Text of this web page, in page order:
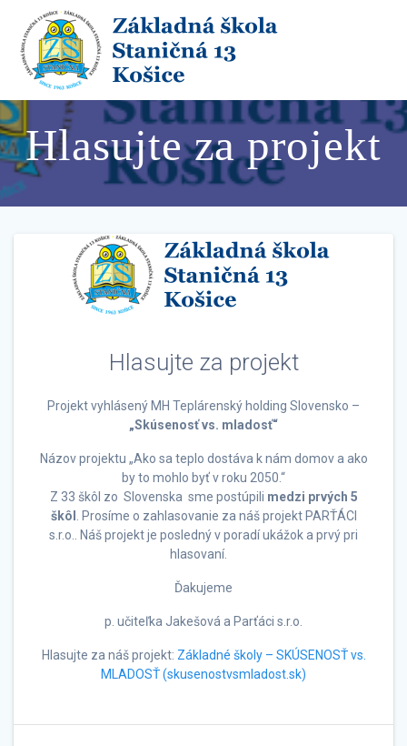
to
content
Hlasujte za projekt
Hlasujte za projekt
Projekt vyhlásený MH Teplárenský holding Slovensko –
„Skúsenosť vs. mladosť“
Názov projektu „Ako sa teplo dostáva k nám domov a ako
by to mohlo byť v roku 2050.“
Z 33 škôl zo Slovenska sme postúpili medzi prvých 5
škôl . Prosíme o zahlasovanie za náš projekt PARŤÁCI
s.r.o.. Náš projekt je posledný v poradí ukážok a prvý pri
hlasovaní.
Ďakujeme
p. učiteľka Jakešová a Parťáci s.r.o.
Hlasujte za náš projekt: Základné školy – SKÚSENOSŤ vs.
MLADOSŤ (skusenostvsmladost.sk)